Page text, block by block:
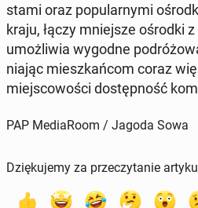
sta­mi oraz po­pu­lar­ny­mi
kraju, łączy mniej­sze ośrodki
umoż­li­wia wygodne
nia­jąc miesz­kań­com coraz
miej­sco­wo­ści do­stęp­ność
PAP MediaRoom / Jagoda Sowa
Dziękujemy za przeczytanie